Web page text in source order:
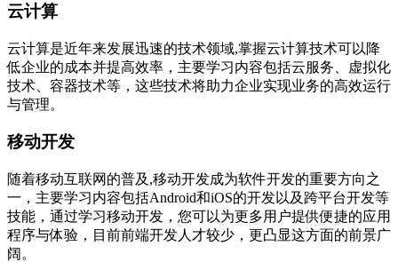
云计算
云计算是近年来发展迅速的技术领域,掌握云计算技术可以降
低企业的成本并提高效率，主要学习内容包括云服务、虚拟化
技术、容器技术等，这些技术将助力企业实现业务的高效运行
与管理。
移动开发
随着移动互联网的普及,移动开发成为软件开发的重要方向之
一，主要学习内容包括Android和iOS的开发以及跨平台开发等
技能，通过学习移动开发，您可以为更多用户提供便捷的应用
程序与体验，目前前端开发人才较少，更凸显这方面的前景广
阔。